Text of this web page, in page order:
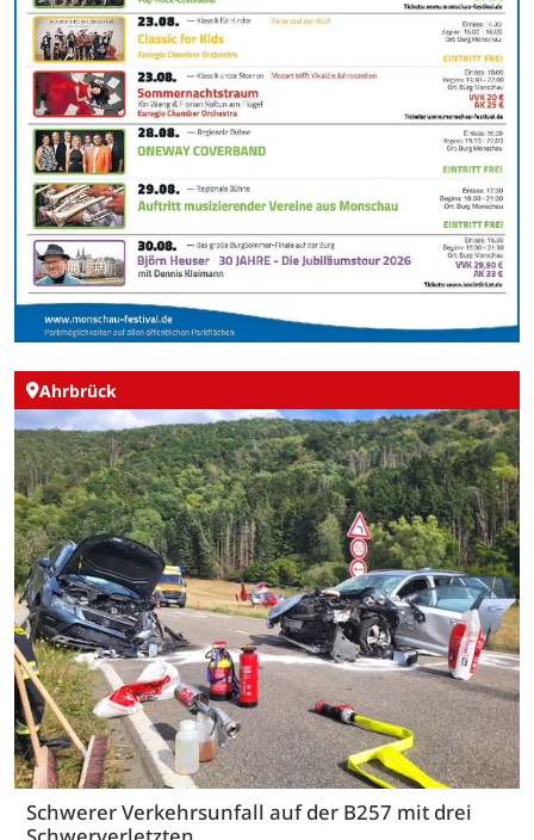
Ahrbrück
Schwerer Verkehrsunfall auf der B257 mit drei